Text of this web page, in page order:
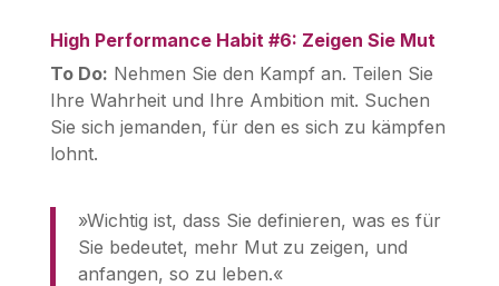
High Performance Habit #6: Zeigen Sie Mut
To Do: Nehmen Sie den Kampf an. Teilen Sie
Ihre Wahrheit und Ihre Ambition mit. Suchen
Sie sich jemanden, für den es sich zu kämpfen
lohnt.
»Wichtig ist, dass Sie definieren, was es für
Sie bedeutet, mehr Mut zu zeigen, und
anfangen, so zu leben.«